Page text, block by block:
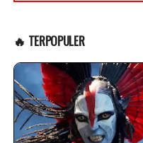
🔥 TERPOPULER